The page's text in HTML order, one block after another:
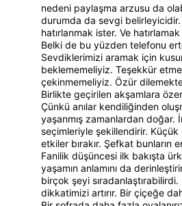
nedeni paylaşma arzusu da
durumda da sevgi
hatırlanmak ister. Ve
Belki de bu yüzden telefonu
Sevdiklerimizi aramak için
beklememeliyiz. Teşekkür
çekinmemeliyiz. Özür
Birlikte geçirilen akşamlara
Çünkü anılar kendiliğinden
yaşanmış zamanlardan doğar.
seçimleriyle şekillendirir.
etkiler bırakır. Şefkat bunların
Fanilik düşüncesi ilk bakışta
yaşamın anlamını da
birçok şeyi sıradanlaştırabilirdi.
dikkatimizi artırır. Bir çiçeğe